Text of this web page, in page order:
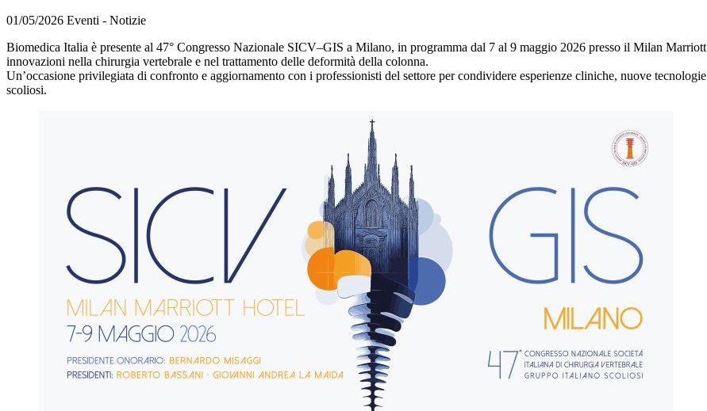
01/05/2026 Eventi - Notizie
Biomedica Italia è presente al 47° Congresso Nazionale SICV–GIS a Milano, in programma dal 7 al 9 maggio 2026 presso il Milan
innovazioni nella chirurgia vertebrale e nel trattamento delle deformità della colonna.
Un’occasione privilegiata di confronto e aggiornamento con i professionisti del settore per condividere esperienze cliniche, nuove
scoliosi.